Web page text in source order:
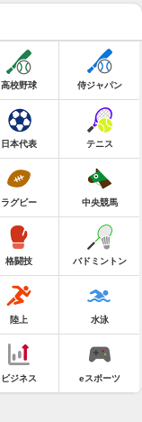
高校野球 侍ジャパン
日本代表 テニス
ラグビー 中央競馬
格闘技 バドミントン
陸上 水泳
ビジネス eスポーツ